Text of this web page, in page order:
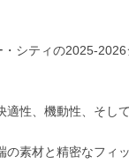
シティの2025-2026
性、機動性、そし
素材と精密なフィ